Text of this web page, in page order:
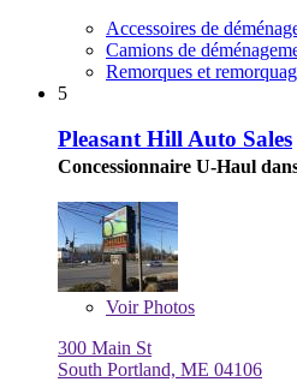
Accessoires de
Camions de
Remorques et
5
Pleasant Hill Auto Sales
Concessionnaire U-Haul
VoirPhotos
300 Main St
South Portland, ME 04106